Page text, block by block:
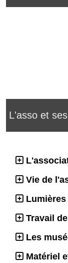
L'asso et
Vie de
Lumières
Travail
Les
Matériel